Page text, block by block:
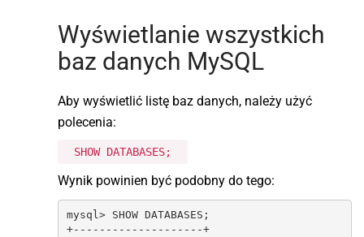
Wyświetlanie wszystkich
baz danych MySQL
Aby wyświetlić listę baz danych, należy użyć
polecenia:
SHOW DATABASES;
Wynik powinien być podobny do tego:
mysql> SHOW DATABASES;
+--------------------+